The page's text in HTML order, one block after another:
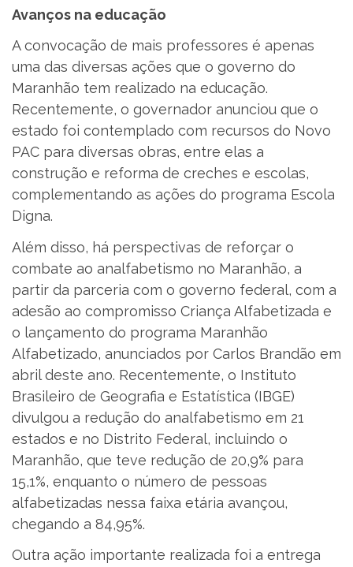
Avanços na educação
A convocação de mais professores é apenas
uma das diversas ações que o governo do
Maranhão tem realizado na educação.
Recentemente, o governador anunciou que o
estado foi contemplado com recursos do Novo
PAC para diversas obras, entre elas a
construção e reforma de creches e escolas,
complementando as ações do programa Escola
Digna.
Além disso, há perspectivas de reforçar o
combate ao analfabetismo no Maranhão, a
partir da parceria com o governo federal, com a
adesão ao compromisso Criança Alfabetizada e
o lançamento do programa Maranhão
Alfabetizado, anunciados por Carlos Brandão em
abril deste ano. Recentemente, o Instituto
Brasileiro de Geografia e Estatística (IBGE)
divulgou a redução do analfabetismo em 21
estados e no Distrito Federal, incluindo o
Maranhão, que teve redução de 20,9% para
15,1%, enquanto o número de pessoas
alfabetizadas nessa faixa etária avançou,
chegando a 84,95%.
Outra ação importante realizada foi a entrega